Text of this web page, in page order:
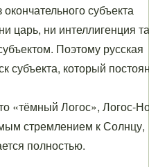
субъекта
царь, ни интеллигенция
Поэтому русская
субъекта, который
«тёмный Логос», Логос-
стремлением к Солнцу,
полностью.